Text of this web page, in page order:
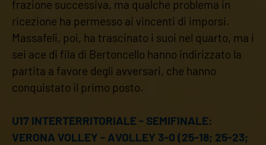
frazione successiva, ma qualche problema in
ricezione ha permesso ai vincenti di imporsi.
Massafeli, poi, ha trascinato i suoi nel quarto, ma i
sei ace di fila di Bertoncello hanno indirizzato la
partita a favore degli avversari, che hanno
conquistato il primo posto.
U17 INTERTERRITORIALE - SEMIFINALE:
VERONA VOLLEY - AVOLLEY 3-0 (25-18; 25-23;